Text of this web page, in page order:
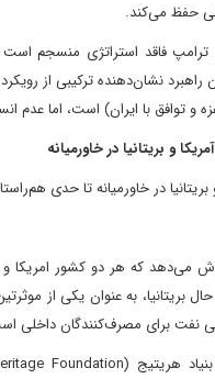
حفظ می‌کند.
فاقد استراتژی منسجم
نشان‌دهنده ترکیبی از
و توافق با ایران) است، اما عدم
و بریتانیا در خاورمیانه
بریتانیا در خاورمیانه تا حدی
می‌دهد که هر دو کشور امریکا و
بریتانیا، به عنوان یکی از
نفت برای مصرف‌کنندگان داخلی